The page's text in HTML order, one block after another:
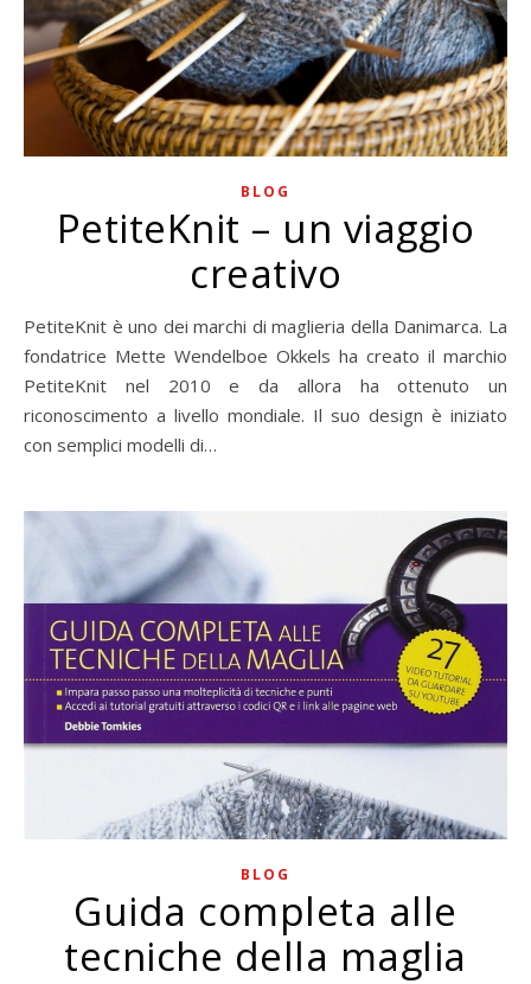
BLOG
PetiteKnit – un viaggio
creativo
PetiteKnit è uno dei marchi di maglieria della Danimarca. La
fondatrice Mette Wendelboe Okkels ha creato il marchio
PetiteKnit nel 2010 e da allora ha ottenuto un
riconoscimento a livello mondiale. Il suo design è iniziato
con semplici modelli di…
BLOG
Guida completa alle
tecniche della maglia